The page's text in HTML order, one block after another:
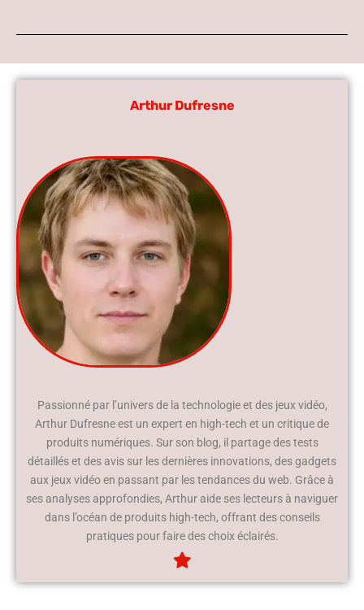
Arthur Dufresne
Passionné par l’univers de la technologie et des jeux vidéo,
Arthur Dufresne est un expert en high-tech et un critique de
produits numériques. Sur son blog, il partage des tests
détaillés et des avis sur les dernières innovations, des gadgets
aux jeux vidéo en passant par les tendances du web. Grâce à
ses analyses approfondies, Arthur aide ses lecteurs à naviguer
dans l’océan de produits high-tech, offrant des conseils
pratiques pour faire des choix éclairés.